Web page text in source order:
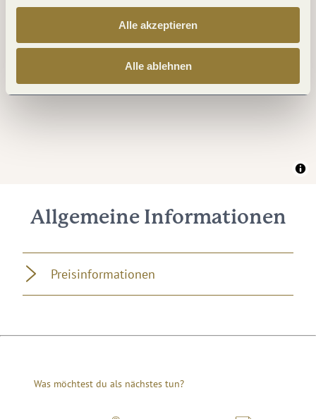
Alle akzeptieren
Alle ablehnen
Allgemeine Informationen
Preisinformationen
Was möchtest du als nächstes tun?